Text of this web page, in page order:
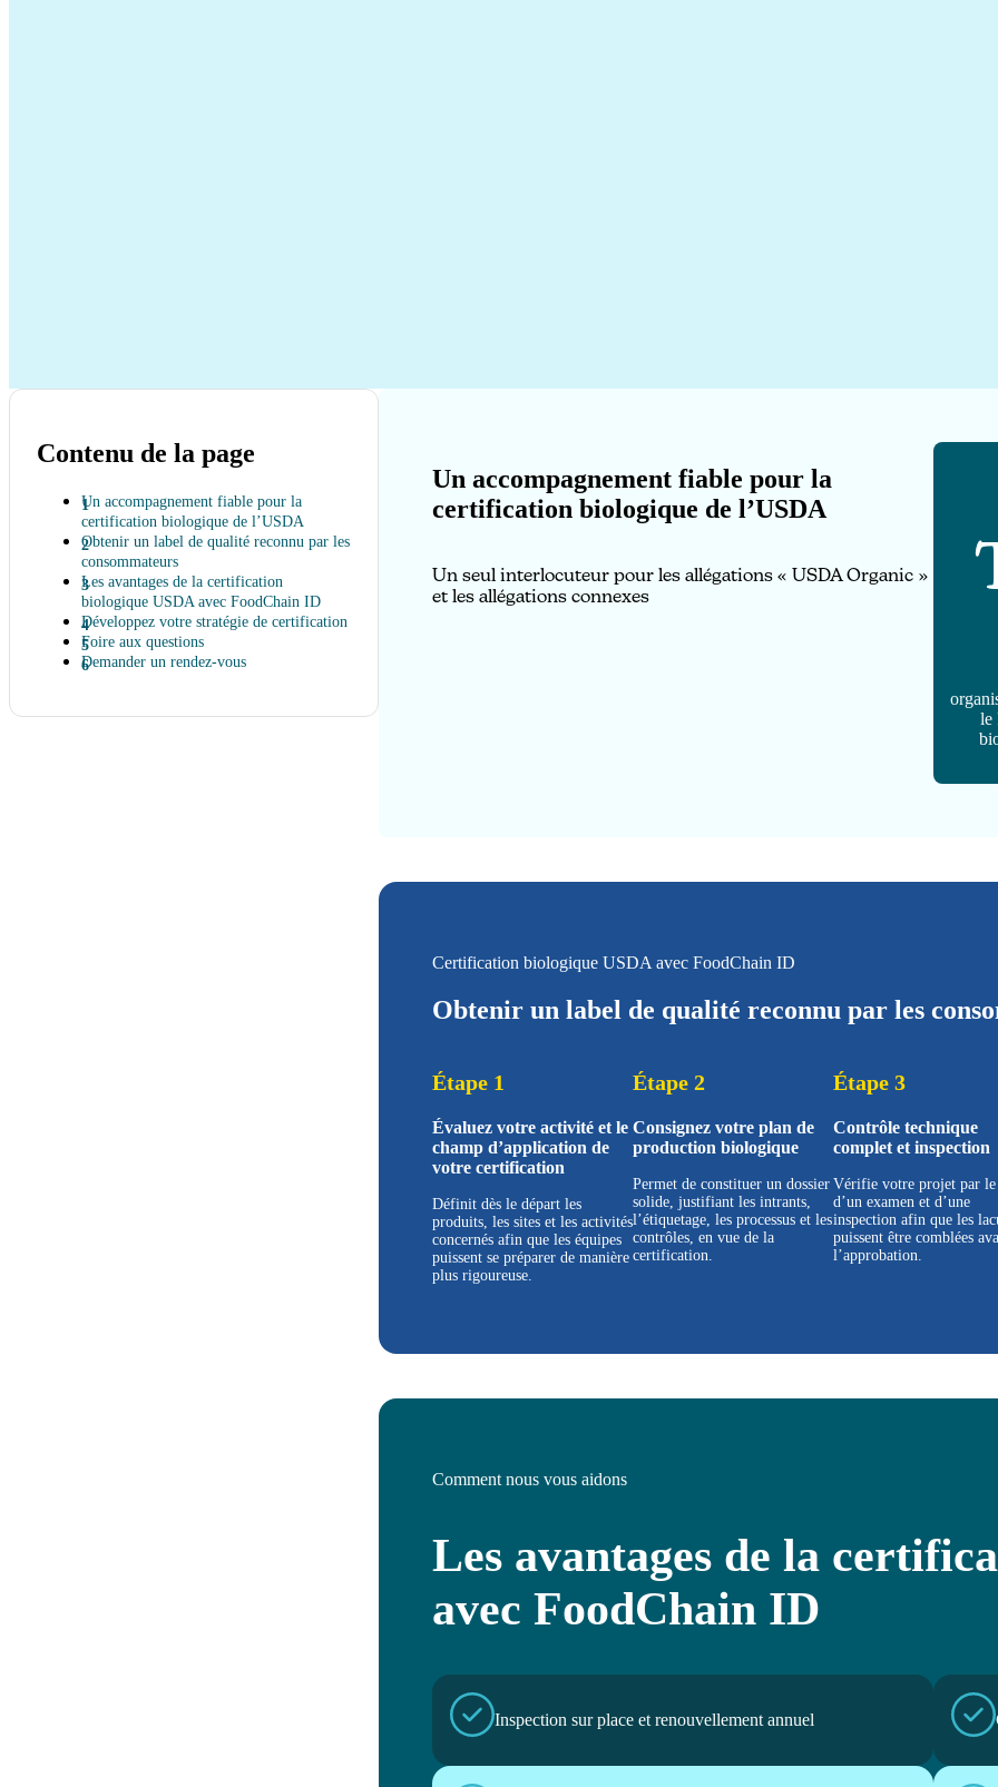
Contenu de la page
Un accompagnement fiable pour la
certification biologique de l’USDA
Obtenir un label de qualité reconnu par les
consommateurs
Les avantages de la certification
biologique USDA avec FoodChain ID
Développez votre stratégie de certification
Foire aux questions
Demander un rendez-vous
Un accompagnement fiable pour la
certification biologique de l’USDA
Un seul interlocuteur pour les allégations « USDA Organic »
et les allégations connexes
le
Certification biologique USDA avec FoodChain ID
Obtenir un label de qualité reconnu par les
Étape 1
Évaluez votre activité et le
champ d’application de
votre certification
Définit dès le départ les
produits, les sites et les activités
concernés afin que les équipes
puissent se préparer de manière
plus rigoureuse.
Étape 2
Consignez votre plan de
production biologique
Permet de constituer un dossier
solide, justifiant les intrants,
l’étiquetage, les processus et les
contrôles, en vue de la
certification.
Étape 3
Contrôle technique
complet et inspection
Vérifie votre projet par le
d’un examen et d’une
inspection afin que les
puissent être comblées
l’approbation.
Comment nous vous aidons
Les avantages de la
avec FoodChain ID
Inspection sur place et renouvellement annuel